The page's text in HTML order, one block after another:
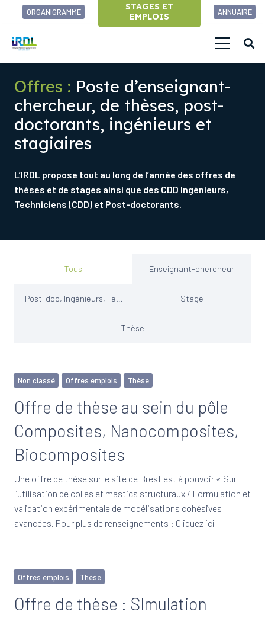
ORGANIGRAMME
STAGES ET
EMPLOIS
ANNUAIRE
Offres : Poste d’enseignant-
chercheur, de thèses, post-
doctorants, ingénieurs et
stagiaires
L’IRDL propose tout au long de l’année des offres de
thèses et de stages ainsi que des CDD Ingénieurs,
Techniciens (CDD) et Post-doctorants.
Tous Enseignant-chercheur
Post-doc, Ingénieurs, Techniciens Stage
Thèse
Non classé Offres emplois Thèse
Offre de thèse au sein du pôle
Composites, Nanocomposites,
Biocomposites
Une offre de thèse sur le site de Brest est à pouvoir « Sur
l’utilisation de colles et mastics structuraux / Formulation et
validation expérimentale de modélisations cohésives
avancées. Pour plus de renseignements : Cliquez ici
Offres emplois Thèse
Offre de thèse : SImulation